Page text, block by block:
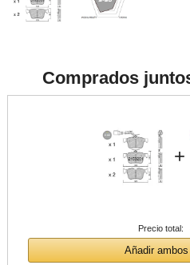
Comprados
+
Precio total:
Añadir